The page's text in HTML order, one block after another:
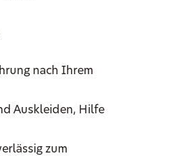
nach Ihrem
Auskleiden, Hilfe
zum